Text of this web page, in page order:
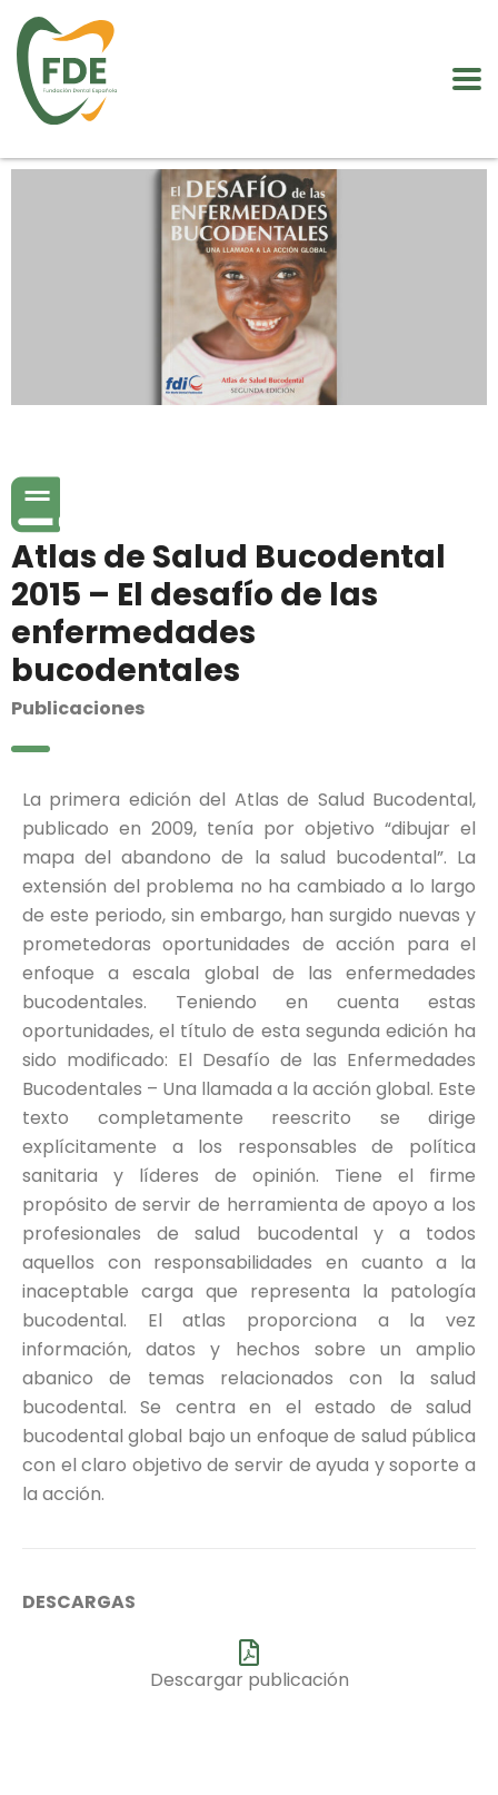
Atlas de Salud Bucodental
2015 – El desafío de las
enfermedades
bucodentales
Publicaciones
La primera edición del Atlas de Salud Bucodental,
publicado en 2009, tenía por objetivo “dibujar el
mapa del abandono de la salud bucodental”. La
extensión del problema no ha cambiado a lo largo
de este periodo, sin embargo, han surgido nuevas y
prometedoras oportunidades de acción para el
enfoque a escala global de las enfermedades
bucodentales. Teniendo en cuenta estas
oportunidades, el título de esta segunda edición ha
sido modificado: El Desafío de las Enfermedades
Bucodentales – Una llamada a la acción global. Este
texto completamente reescrito se dirige
explícitamente a los responsables de política
sanitaria y líderes de opinión. Tiene el firme
propósito de servir de herramienta de apoyo a los
profesionales de salud bucodental y a todos
aquellos con responsabilidades en cuanto a la
inaceptable carga que representa la patología
bucodental. El atlas proporciona a la vez
información, datos y hechos sobre un amplio
abanico de temas relacionados con la salud
bucodental. Se centra en el estado de salud
bucodental global bajo un enfoque de salud pública
con el claro objetivo de servir de ayuda y soporte a
la acción.
DESCARGAS
Descargar publicación